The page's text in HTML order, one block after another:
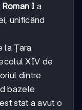
Roman I a
unificând
la Țara
XIV de
dintre
bazele
stat a avut o